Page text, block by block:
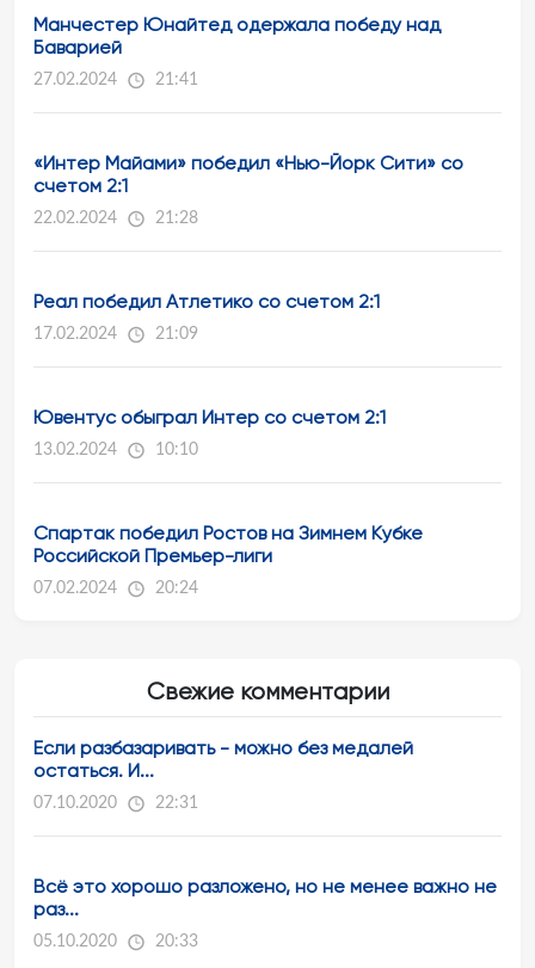
Манчестер Юнайтед одержала победу над
Баварией
27.02.2024 21:41
«Интер Майами» победил «Нью-Йорк Сити» со
счетом 2:1
22.02.2024 21:28
Реал победил Атлетико со счетом 2:1
17.02.2024 21:09
Ювентус обыграл Интер со счетом 2:1
13.02.2024 10:10
Спартак победил Ростов на Зимнем Кубке
Российской Премьер-лиги
07.02.2024 20:24
Свежие комментарии
Если разбазаривать - можно без медалей
остаться. И...
07.10.2020 22:31
Всё это хорошо разложено, но не менее важно не
раз...
05.10.2020 20:33